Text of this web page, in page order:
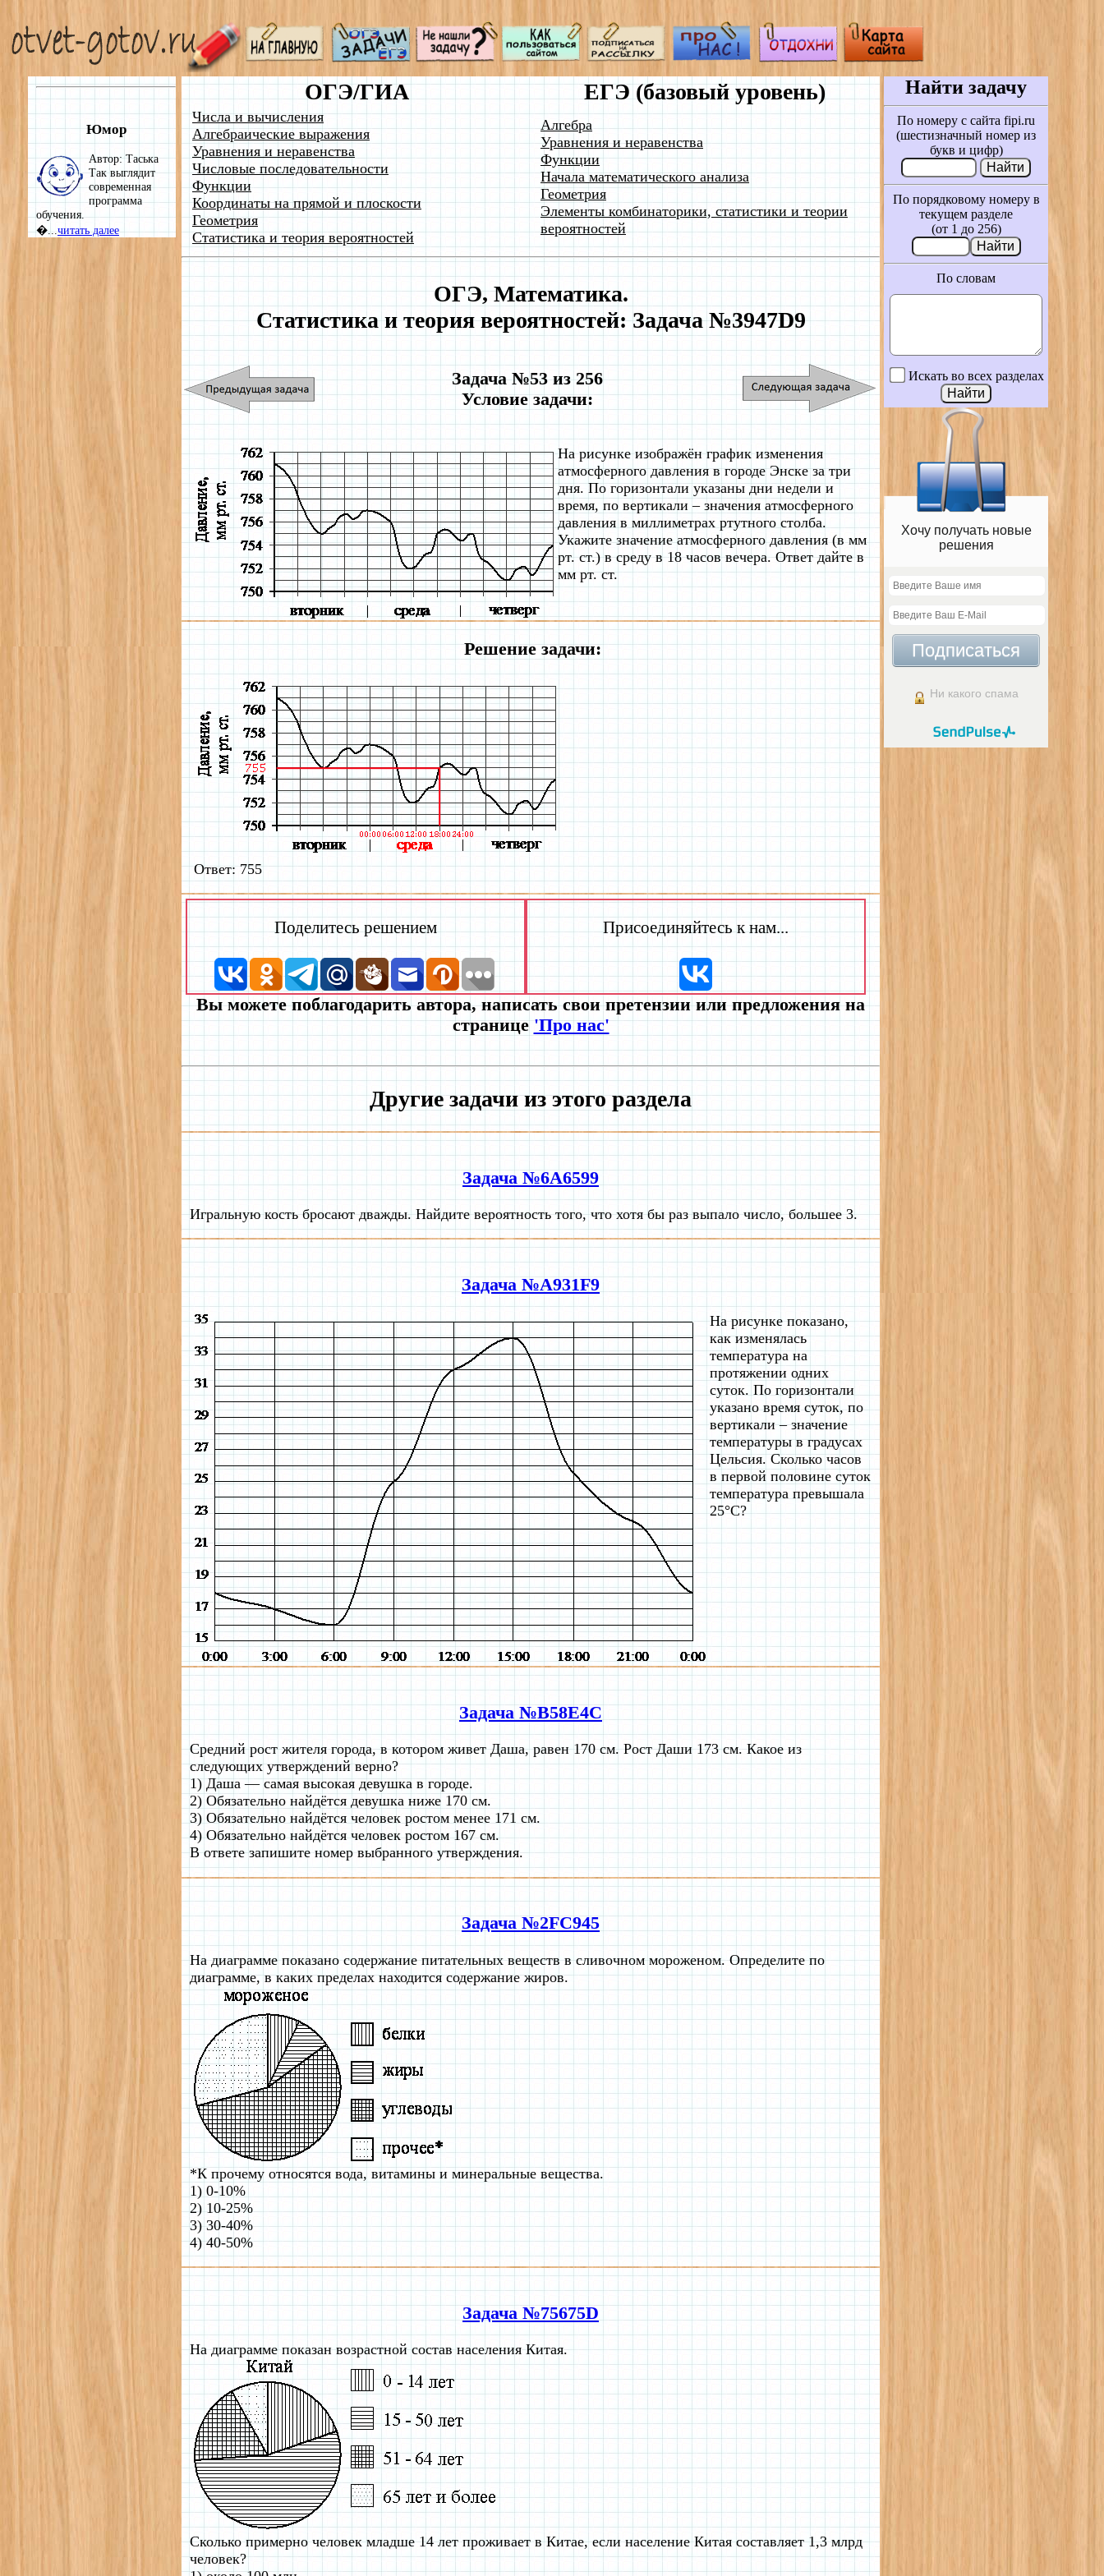
Юмор
Автор: Таська
Так выглядит
современная
программа
обучения.
�...читать далее
ОГЭ/ГИА ЕГЭ (базовый уровень)
Числа и вычисления
Алгебраические выражения
Уравнения и неравенства
Числовые последовательности
Функции
Координаты на прямой и плоскости
Геометрия
Статистика и теория вероятностей
Алгебра
Уравнения и неравенства
Функции
Начала математического анализа
Геометрия
Элементы комбинаторики, статистики и теории
вероятностей
ОГЭ, Математика.
Статистика и теория вероятностей: Задача №3947D9
Задача №53 из 256
Условие задачи:
На рисунке изображён график изменения
атмосферного давления в городе Энске за три
дня. По горизонтали указаны дни недели и
время, по вертикали – значения атмосферного
давления в миллиметрах ртутного столба.
Укажите значение атмосферного давления (в мм
рт. ст.) в среду в 18 часов вечера. Ответ дайте в
мм рт. ст.
Решение задачи:
Ответ: 755
Поделитесь решением Присоединяйтесь к нам...
Вы можете поблагодарить автора, написать свои претензии или предложения на
странице'Про нас'
Другие задачи из этого раздела
Задача №6A6599
Игральную кость бросают дважды. Найдите вероятность того, что хотя бы раз выпало число, большее 3.
Задача №A931F9
На рисунке показано,
как изменялась
температура на
протяжении одних
суток. По горизонтали
указано время суток, по
вертикали – значение
температуры в градусах
Цельсия. Сколько часов
в первой половине суток
температура превышала
25°C?
Задача №B58E4C
Средний рост жителя города, в котором живет Даша, равен 170 см. Рост Даши 173 см. Какое из
следующих утверждений верно?
1) Даша — самая высокая девушка в городе.
2) Обязательно найдётся девушка ниже 170 см.
3) Обязательно найдётся человек ростом менее 171 см.
4) Обязательно найдётся человек ростом 167 см.
В ответе запишите номер выбранного утверждения.
Задача №2FC945
На диаграмме показано содержание питательных веществ в сливочном мороженом. Определите по
диаграмме, в каких пределах находится содержание жиров.
*К прочему относятся вода, витамины и минеральные вещества.
1) 0-10%
2) 10-25%
3) 30-40%
4) 40-50%
Задача №75675D
На диаграмме показан возрастной состав населения Китая.
Сколько примерно человек младше 14 лет проживает в Китае, если население Китая составляет 1,3 млрд
человек?
Найти задачу
По номеру с сайта fipi.ru
(шестизначный номер из
букв и цифр)
По порядковому номеру в
текущем разделе
(от 1 до 256)
По словам
Искать во всех разделах
Хочу получать новые
решения
Подписаться
Ни какого спама